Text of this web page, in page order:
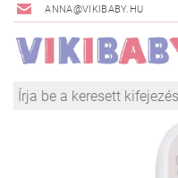
ANNA@VIKIBABY.HU